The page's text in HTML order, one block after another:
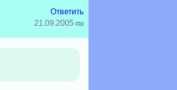
Ответить
21.09.2005